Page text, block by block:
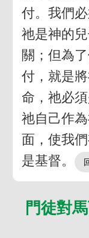
付。我們
祂是神的
關；但為
付，就是
命，祂必
祂自己作
面，使我
是基督。
門徒對